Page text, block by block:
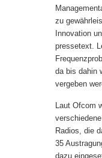
zu
Innovation
pressetext.
da bis dahin
vergeben
Laut Ofcom
Radios, die
35
dazu